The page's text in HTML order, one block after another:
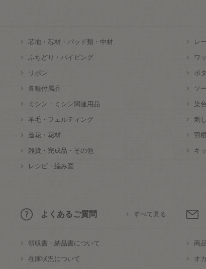
芯地・芯材・パッド類・中材 レ
ふちどり・パイピング ワ
リボン ボ
各種付属品 ソ
ミシン・ミシン関連用品 染
羊毛・フェルティング 刺
造花・花材 羽
雑貨・完成品・その他 キ
レシピ・編み図
よくあるご質問 すべて見る
領収書・納品書について
在庫状況について
商
オ